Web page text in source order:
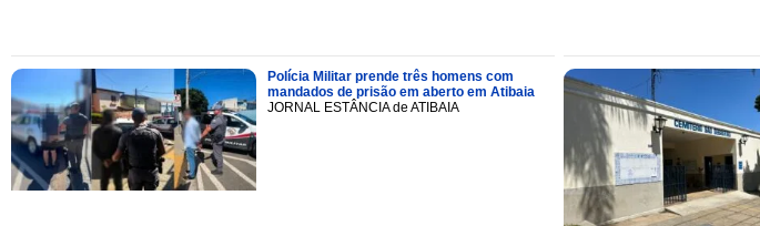
Polícia Militar prende três homens com
mandados de prisão em aberto em Atibaia
JORNAL ESTÂNCIA de ATIBAIA